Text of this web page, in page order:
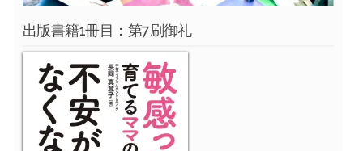
出版書籍1冊目：第7刷御礼